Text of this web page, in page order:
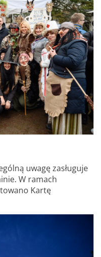
uwagę zasługuje
W ramach
Kartę